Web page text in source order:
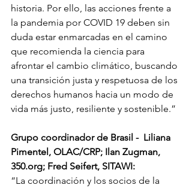
historia. Por ello, las acciones frente a
la pandemia por COVID 19 deben sin
duda estar enmarcadas en el camino
que recomienda la ciencia para
afrontar el cambio climático, buscando
una transición justa y respetuosa de los
derechos humanos hacia un modo de
vida más justo, resiliente y sostenible.”
Grupo coordinador de Brasil -  Liliana
Pimentel, OLAC/CRP; Ilan Zugman,
350.org; Fred Seifert, SITAWI:
“La coordinación y los socios de la